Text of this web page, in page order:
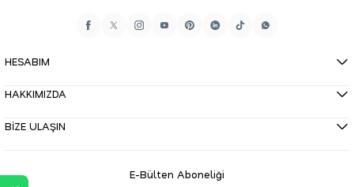
HESABIM
HAKKIMIZDA
BİZE ULAŞIN
E-Bülten Aboneliği